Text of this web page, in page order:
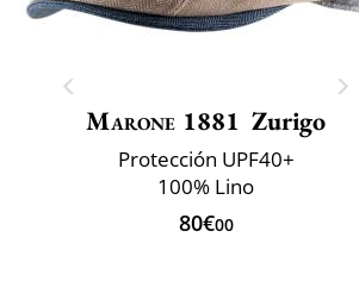
Marone 1881 Zurigo
Protección UPF40+
100% Lino
80€00